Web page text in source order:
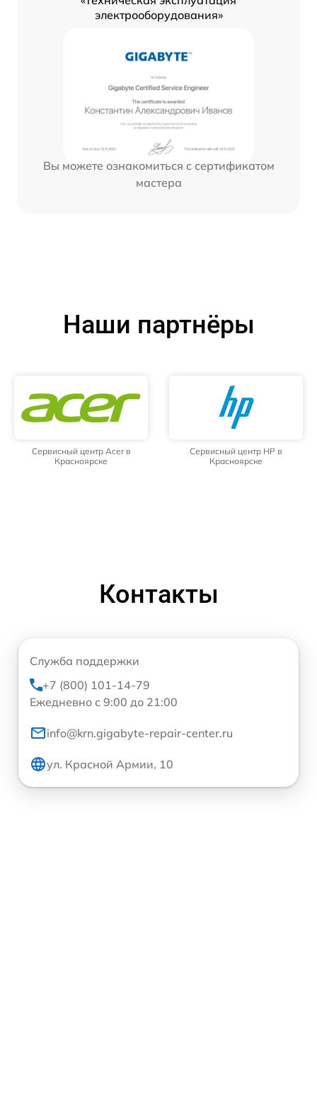
электрооборудования»
Вы можете ознакомиться с сертификатом
мастера
Наши партнёры
Сервисный центр Acer в
Красноярске
Сервисный центр HP в
Красноярске
Контакты
Служба поддержки
+7 (800) 101-14-79
Ежедневно с 9:00 до 21:00
info@krn.gigabyte-repair-center.ru
ул. Красной Армии, 10